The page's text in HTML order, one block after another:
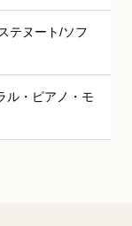
テヌート/ソフ
ル・ピアノ・モ